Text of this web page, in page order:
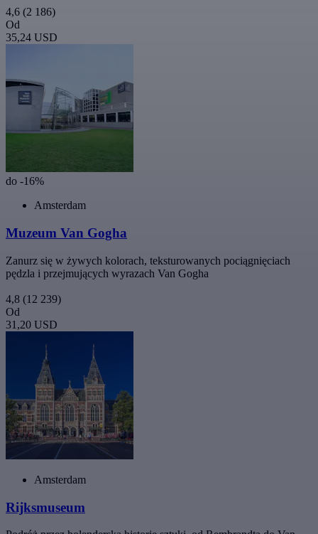
4,6 (2 186)
Od
35,24 USD
do -16%
Amsterdam
Muzeum Van Gogha
Zanurz się w żywych kolorach, teksturowanych pociągnięciach
pędzla i przejmujących wyrazach Van Gogha
4,8 (12 239)
Od
31,20 USD
Amsterdam
Rijksmuseum